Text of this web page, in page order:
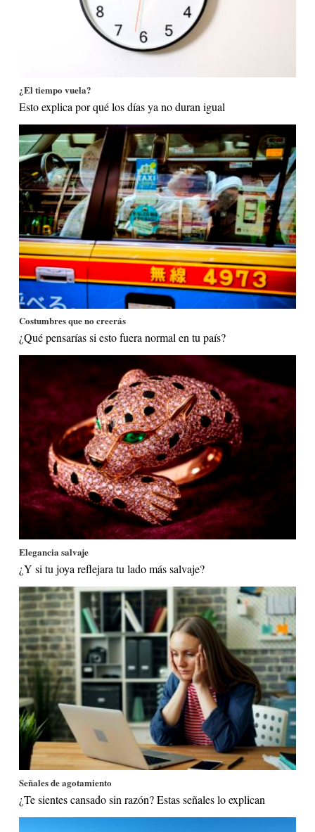
¿El tiempo vuela?
Esto explica por qué los días ya no duran igual
Costumbres que no creerás
¿Qué pensarías si esto fuera normal en tu país?
Elegancia salvaje
¿Y si tu joya reflejara tu lado más salvaje?
Señales de agotamiento
¿Te sientes cansado sin razón? Estas señales lo explican